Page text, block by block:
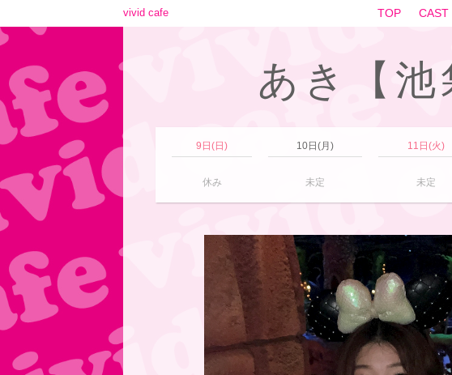
vivid cafe TOP CAST
あき【
9日(日) 10日(月) 11日(火)
休み 未定 未定